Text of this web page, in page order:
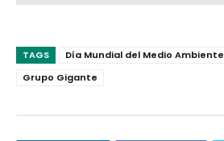
TAGS Día Mundial del Medio Ambiente
Grupo Gigante